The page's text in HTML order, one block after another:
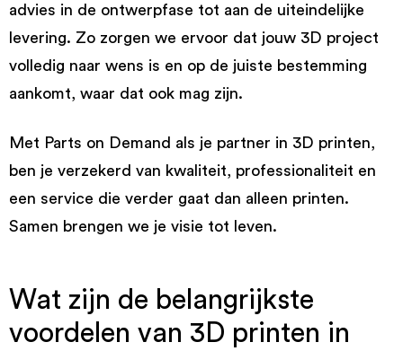
advies in de ontwerpfase tot aan de uiteindelijke
levering. Zo zorgen we ervoor dat jouw 3D project
volledig naar wens is en op de juiste bestemming
aankomt, waar dat ook mag zijn.
Met Parts on Demand als je partner in 3D printen,
ben je verzekerd van kwaliteit, professionaliteit en
een service die verder gaat dan alleen printen.
Samen brengen we je visie tot leven.
Wat zijn de belangrijkste
voordelen van 3D printen in